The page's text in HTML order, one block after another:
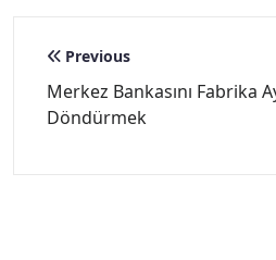
Yazı
gezinmesi
Previous
Merkez Bankasını Fabrika
Döndürmek